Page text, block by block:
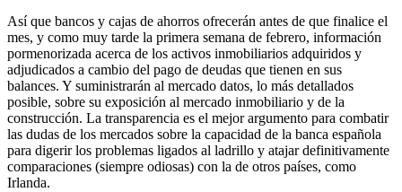
Así que bancos y cajas de ahorros ofrecerán antes de que finalice el
mes, y como muy tarde la primera semana de febrero, información
pormenorizada acerca de los activos inmobiliarios adquiridos y
adjudicados a cambio del pago de deudas que tienen en sus
balances. Y suministrarán al mercado datos, lo más detallados
posible, sobre su exposición al mercado inmobiliario y de la
construcción. La transparencia es el mejor argumento para combatir
las dudas de los mercados sobre la capacidad de la banca española
para digerir los problemas ligados al ladrillo y atajar definitivamente
comparaciones (siempre odiosas) con la de otros países, como
Irlanda.